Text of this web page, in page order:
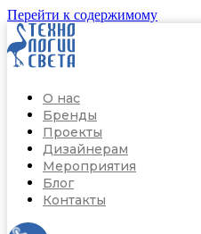
Перейти к содержимому
О нас
Бренды
Проекты
Дизайнерам
Мероприятия
Блог
Контакты